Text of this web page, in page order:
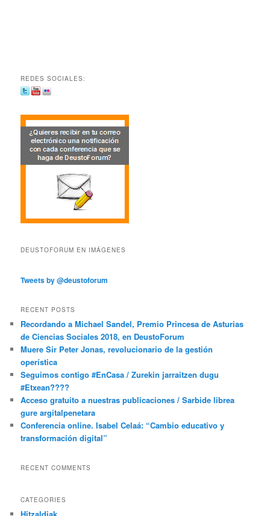
REDES SOCIALES:
DEUSTOFORUM EN IMÁGENES
Tweets by @deustoforum
RECENT POSTS
Recordando a Michael Sandel, Premio Princesa de Asturias
de Ciencias Sociales 2018, en DeustoForum
Muere Sir Peter Jonas, revolucionario de la gestión
operística
Seguimos contigo #EnCasa / Zurekin jarraitzen dugu
#Etxean????
Acceso gratuito a nuestras publicaciones / Sarbide librea
gure argitalpenetara
Conferencia online. Isabel Celaá: “Cambio educativo y
transformación digital”
RECENT COMMENTS
CATEGORIES